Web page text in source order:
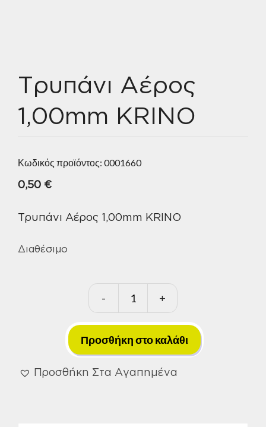
Τρυπάνι Αέρος
1,00mm KRINO
Κωδικός προϊόντος: 0001660
0,50 €
Τρυπάνι Αέρος 1,00mm KRINO
Διαθέσιμο
-
Τρυπάνι
Αέρος
1,00mm
KRINO
ποσότητα
+
Προσθήκη στο καλάθι
Προσθήκη Στα Αγαπημένα